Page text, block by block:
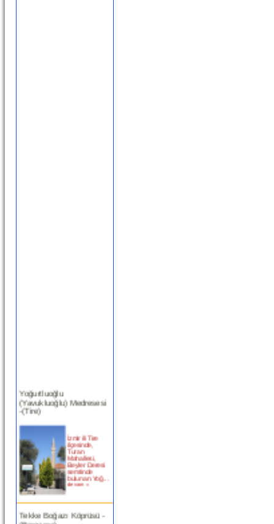
(Yavukluoğlu) Medresesi
-(Tire)
ilçesinde,
Turan
Mahallesi,
Beyler Deresi
semtinde
bulunan Yoğ...
devam »
(Bergama)